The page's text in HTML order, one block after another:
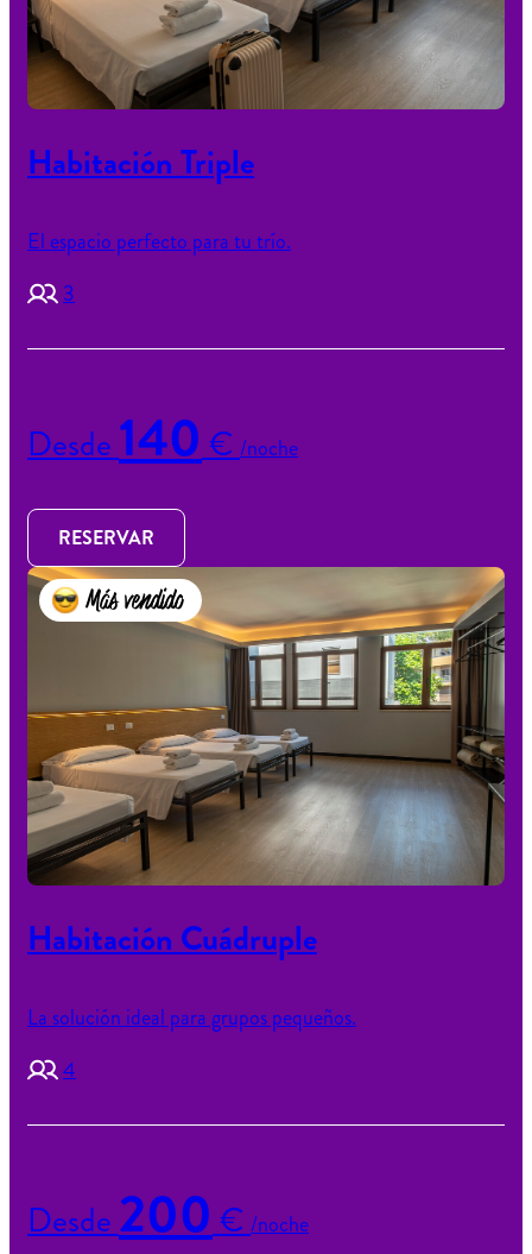
Habitación Triple
El espacio perfecto para tu trío.
3
Desde140€/noche
RESERVAR
Más vendido
Habitación Cuádruple
La solución ideal para grupos pequeños.
4
Desde200€/noche